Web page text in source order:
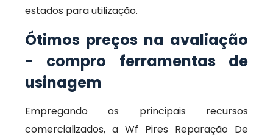
estados para utilização.
Ótimos preços na avaliação
- compro ferramentas de
usinagem
Empregando os principais recursos
comercializados, a Wf Pires Reparação De